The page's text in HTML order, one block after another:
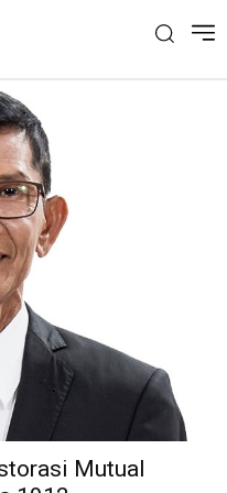
Mutual